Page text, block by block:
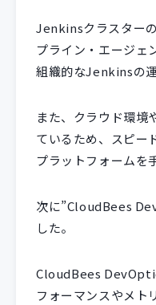
Jenkinsクラスター
プライン・エージェ
組織的なJenkinsの
また、クラウド環
ているため、スピー
プラットフォームを
次に”CloudBees
した。
CloudBees
フォーマンスやメト